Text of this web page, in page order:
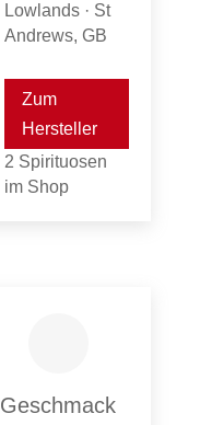
Lowlands · St
Andrews, GB
Zum
Hersteller
2 Spirituosen
im Shop
Geschmack